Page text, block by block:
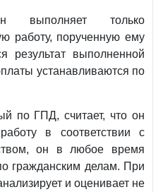
выполняет только
работу, порученную ему
результат выполненной
устанавливаются по
по ГПД, считает, что он
в соответствии с
он в любое время
гражданским делам. При
и оценивает не